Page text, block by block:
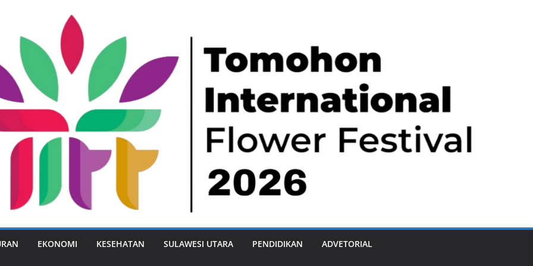
EKONOMI KESEHATAN SULAWESI UTARA PENDIDIKAN ADVETORIAL